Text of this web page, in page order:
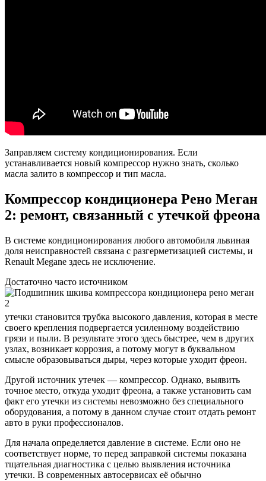
Заправляем систему кондиционирования. Если
устанавливается новый компрессор нужно знать, сколько
масла залито в компрессор и тип масла.
Компрессор кондиционера Рено Меган
2: ремонт, связанный с утечкой фреона
В системе кондиционирования любого автомобиля львиная
доля неисправностей связана с разгерметизацией системы, и
Renault Megane здесь не исключение.
Достаточно часто источником
утечки становится трубка высокого давления, которая в месте
своего крепления подвергается усиленному воздействию
грязи и пыли. В результате этого здесь быстрее, чем в других
узлах, возникает коррозия, а потому могут в буквальном
смысле образовываться дыры, через которые уходит фреон.
Другой источник утечек — компрессор. Однако, выявить
точное место, откуда уходит фреона, а также установить сам
факт его утечки из системы невозможно без специального
оборудования, а потому в данном случае стоит отдать ремонт
авто в руки профессионалов.
Для начала определяется давление в системе. Если оно не
соответствует норме, то перед заправкой системы показана
тщательная диагностика с целью выявления источника
утечки. В современных автосервисах её обычно